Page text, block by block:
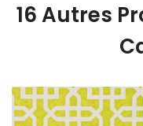
16 Autres